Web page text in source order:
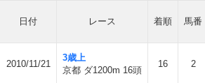
日付 レース 着順 馬番
2010/11/21
3歳上
京都 ダ1200m 16頭
16 2